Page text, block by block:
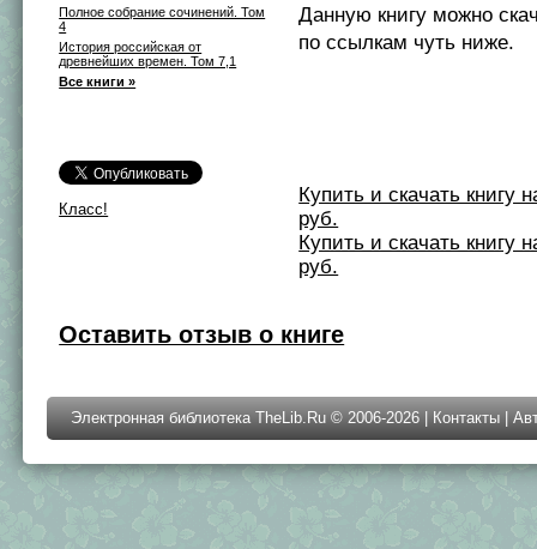
Полное собрание сочинений. Том
4
История российская от
древнейших времен. Том 7,1
Все книги »
Класс!
Данную книгу можно
по ссылкам чуть ниже.
Купить и скачать книгу
руб.
Купить и скачать книгу
руб.
Оставить отзыв о книге
Электронная библиотека TheLib.Ru © 2006-2026 | Контакты |